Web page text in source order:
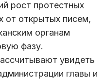
рост протестных
от открытых писем,
органам
фазу.
увидеть
главы и